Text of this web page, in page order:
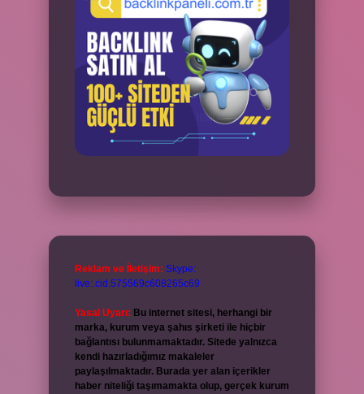
Reklam ve İletişim: Skype:
live:.cid.575569c608265c69
Yasal Uyarı: Bu internet sitesi, herhangi bir
marka, kurum veya şahıs şirketi ile hiçbir
bağlantısı bulunmamaktadır. Sitede yalnızca
kendi hazırladığımız makaleler
paylaşılmaktadır. Burada yer alan içerikler
haber niteliği taşımamakta olup, gerçek kurum